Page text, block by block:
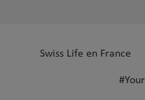
Swiss Life en France